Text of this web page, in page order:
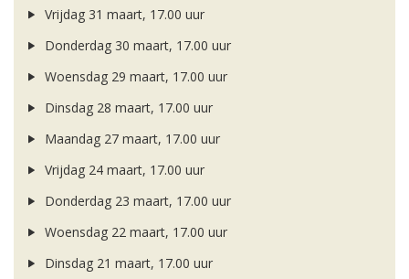
Vrijdag 31 maart, 17.00 uur
Donderdag 30 maart, 17.00 uur
Woensdag 29 maart, 17.00 uur
Dinsdag 28 maart, 17.00 uur
Maandag 27 maart, 17.00 uur
Vrijdag 24 maart, 17.00 uur
Donderdag 23 maart, 17.00 uur
Woensdag 22 maart, 17.00 uur
Dinsdag 21 maart, 17.00 uur